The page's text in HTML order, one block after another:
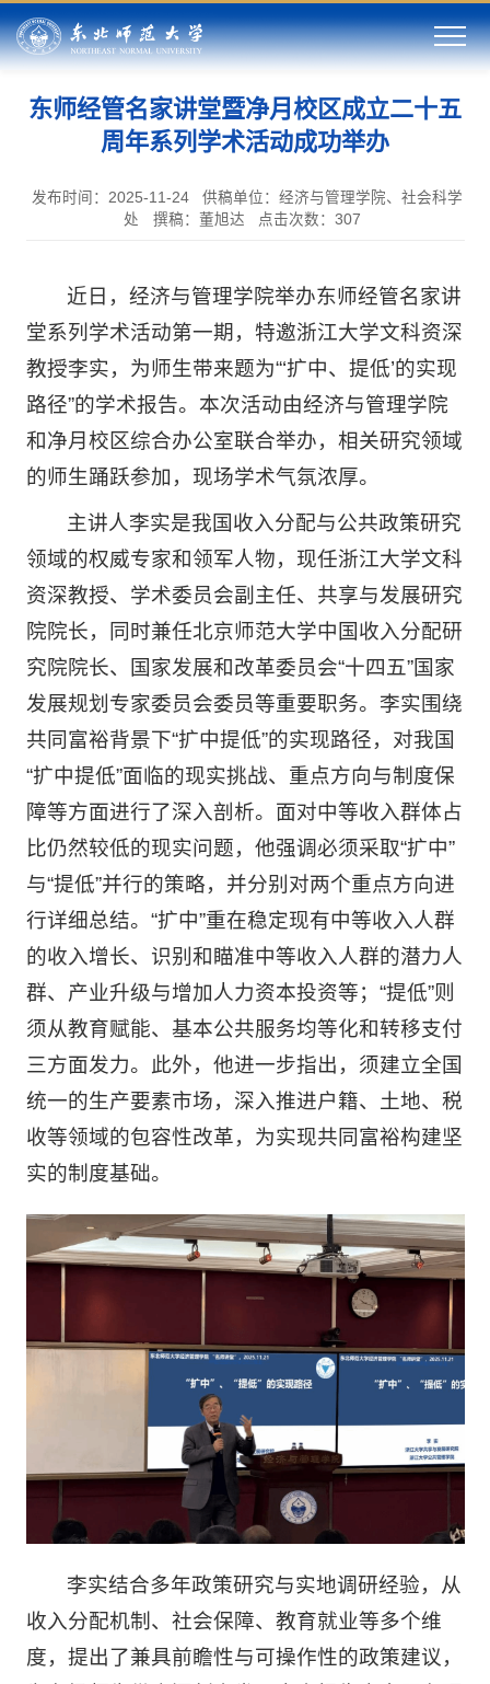
东师经管名家讲堂暨净月校区成立二十五
周年系列学术活动成功举办
发布时间：2025-11-24
供稿单位：经济与管理学院、社会科学
处
撰稿：董旭达 点击次数：307
近日，经济与管理学院举办东师经管名家讲
堂系列学术活动第一期，特邀浙江大学文科资深
教授李实，为师生带来题为“‘扩中、提低’的实现
路径”的学术报告。本次活动由经济与管理学院
和净月校区综合办公室联合举办，相关研究领域
的师生踊跃参加，现场学术气氛浓厚。
主讲人李实是我国收入分配与公共政策研究
领域的权威专家和领军人物，现任浙江大学文科
资深教授、学术委员会副主任、共享与发展研究
院院长，同时兼任北京师范大学中国收入分配研
究院院长、国家发展和改革委员会“十四五”国家
发展规划专家委员会委员等重要职务。李实围绕
共同富裕背景下“扩中提低”的实现路径，对我国
“扩中提低”面临的现实挑战、重点方向与制度保
障等方面进行了深入剖析。面对中等收入群体占
比仍然较低的现实问题，他强调必须采取“扩中”
与“提低”并行的策略，并分别对两个重点方向进
行详细总结。“扩中”重在稳定现有中等收入人群
的收入增长、识别和瞄准中等收入人群的潜力人
群、产业升级与增加人力资本投资等；“提低”则
须从教育赋能、基本公共服务均等化和转移支付
三方面发力。此外，他进一步指出，须建立全国
统一的生产要素市场，深入推进户籍、土地、税
收等领域的包容性改革，为实现共同富裕构建坚
实的制度基础。
李实结合多年政策研究与实地调研经验，从
收入分配机制、社会保障、教育就业等多个维
度，提出了兼具前瞻性与可操作性的政策建议，